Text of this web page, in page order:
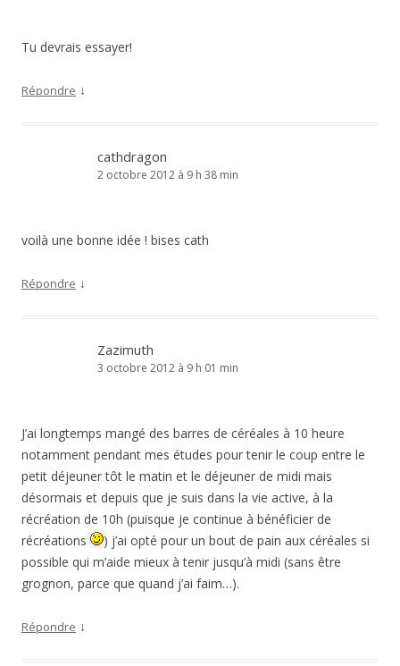
Tu devrais essayer!
Répondre ↓
cathdragon
2 octobre 2012 à 9 h 38 min
voilà une bonne idée ! bises cath
Répondre ↓
Zazimuth
3 octobre 2012 à 9 h 01 min
J’ai longtemps mangé des barres de céréales à 10 heure
notamment pendant mes études pour tenir le coup entre le
petit déjeuner tôt le matin et le déjeuner de midi mais
désormais et depuis que je suis dans la vie active, à la
récréation de 10h (puisque je continue à bénéficier de
récréations
) j’ai opté pour un bout de pain aux céréales si
possible qui m’aide mieux à tenir jusqu’à midi (sans être
grognon, parce que quand j’ai faim…).
Répondre ↓